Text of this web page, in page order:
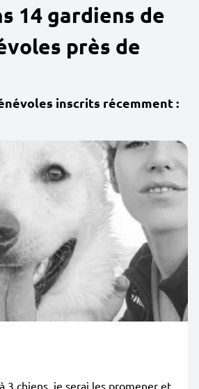
14 gardiens de
près de
inscrits récemment :
3 chiens, je serai les promener et